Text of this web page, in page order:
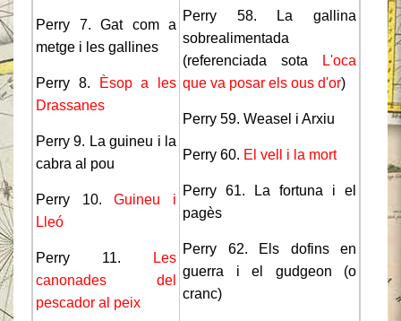
Perry 7. Gat com a
metge i les gallines
Perry 8.
Èsop a les
Drassanes
Perry 9. La guineu i la
cabra al pou
Perry 10.Guineu i
Lleó
Perry 11.
Les
canonades del
pescador al peix
Perry 58. La gallina
sobrealimentada
(referenciada sota
L'oca
que va posar els ous d'or)
Perry 59. Weasel i Arxiu
Perry 60. El vell i la mort
Perry 61. La fortuna i el
pagès
Perry 62. Els dofins en
guerra i el gudgeon (o
cranc)